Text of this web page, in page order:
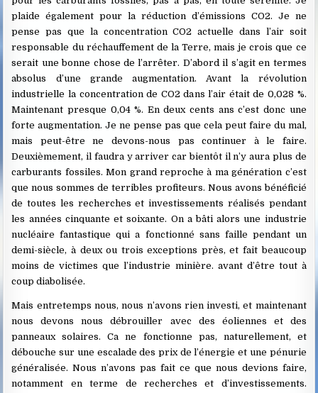
plaide également pour la réduction d’émissions CO2. Je ne
pense pas que la concentration CO2 actuelle dans l’air soit
responsable du réchauffement de la Terre, mais je crois que ce
serait une bonne chose de l’arrêter. D’abord il s’agit en termes
absolus d’une grande augmentation. Avant la révolution
industrielle la concentration de CO2 dans l’air était de 0,028 %.
Maintenant presque 0,04 %. En deux cents ans c’est donc une
forte augmentation. Je ne pense pas que cela peut faire du mal,
mais peut-être ne devons-nous pas continuer à le faire.
Deuxièmement, il faudra y arriver car bientôt il n’y aura plus de
carburants fossiles. Mon grand reproche à ma génération c’est
que nous sommes de terribles profiteurs. Nous avons bénéficié
de toutes les recherches et investissements réalisés pendant
les années cinquante et soixante. On a bâti alors une industrie
nucléaire fantastique qui a fonctionné sans faille pendant un
demi-siècle, à deux ou trois exceptions près, et fait beaucoup
moins de victimes que l’industrie minière. avant d’être tout à
coup diabolisée.
Mais entretemps nous, nous n’avons rien investi, et maintenant
nous devons nous débrouiller avec des éoliennes et des
panneaux solaires. Ca ne fonctionne pas, naturellement, et
débouche sur une escalade des prix de l’énergie et une pénurie
généralisée. Nous n’avons pas fait ce que nous devions faire,
notamment en terme de recherches et d’investissements.